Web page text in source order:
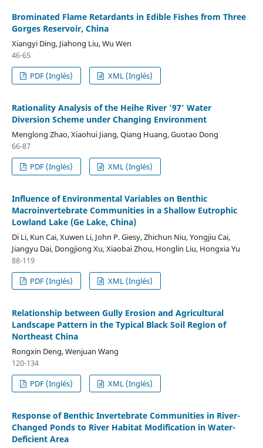
Brominated Flame Retardants in Edible Fishes from Three
Gorges Reservoir, China
Xiangyi Ding, Jiahong Liu, Wu Wen
46-65
PDF (Inglés)
XML (Inglés)
Rationality Analysis of the Heihe River '97' Water
Diversion Scheme under Changing Environment
Menglong Zhao, Xiaohui Jiang, Qiang Huang, Guotao Dong
66-87
PDF (Inglés)
XML (Inglés)
Influence of Environmental Variables on Benthic
Macroinvertebrate Communities in a Shallow Eutrophic
Lowland Lake (Ge Lake, China)
Di Li, Kun Cai, Xuwen Li, John P. Giesy, Zhichun Niu, Yongjiu Cai,
Jiangyu Dai, Dongjiong Xu, Xiaobai Zhou, Honglin Liu, Hongxia Yu
88-119
PDF (Inglés)
XML (Inglés)
Relationship between Gully Erosion and Agricultural
Landscape Pattern in the Typical Black Soil Region of
Northeast China
Rongxin Deng, Wenjuan Wang
120-134
PDF (Inglés)
XML (Inglés)
Response of Benthic Invertebrate Communities in River-
Changed Ponds to River Habitat Modification in Water-
Deficient Area